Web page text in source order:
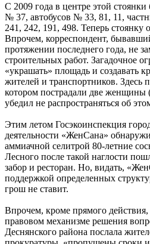
С 2009 года в центре этой
№ 37, автобусов № 33, 81, 11,
241, 242, 191, 498. Теперь стоянку
Впрочем, корреспондент,
протяжении последнего года, не
строительных работ. Загадочное
«украшать» площадь и создавать
жителей и транспортников.
котором пострадали две женщины
убедил не распространяться об
Этим летом Госэкоинспекция
деятельности «ЖенСана»
аммиачной селитрой 80-летние
Лесного после такой наглости
забор и ресторан. Но, видать,
поддержкой определенных
грош не ставит.
Впрочем, кроме прямого
правовом механизме решения
Деснянского района послала